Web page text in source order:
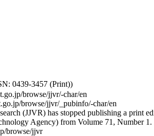
0439-3457 (Print))
browse/jjvr/-char/en
browse/jjvr/_pubinfo/-char/en
(JJVR) has stopped publishing a
Agency) from Volume 71, Number 1.
browse/jjvr